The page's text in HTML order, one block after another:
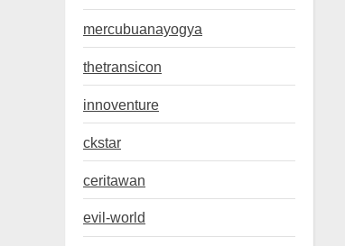
mercubuanayogya
thetransicon
innoventure
ckstar
ceritawan
evil-world